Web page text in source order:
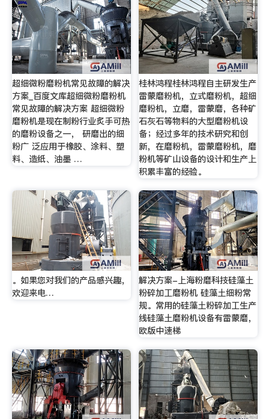
超细微粉磨粉机常见故障的解决
方案_百度文库超细微粉磨粉机
常见故障的解决方案 超细微粉
磨粉机是现在制粉行业炙手可热
的磨粉设备之一， 研磨出的细
粉广 泛应用于橡胶、涂料、塑
料、造纸、油墨 …
桂林鸿程桂林鸿程自主研发生产
雷蒙磨粉机，立式磨粉机，超细
磨粉机，立磨，雷蒙磨，各种矿
石灰石等物料的大型磨粉机设
备；经过多年的技术研究和创
新，在磨粉机，雷蒙磨粉机，磨
粉机等矿山设备的设计和生产上
积累丰富的经验。
。如果您对我们的产品感兴趣，
欢迎来电…
解决方案-上海粉磨科技硅藻土
粉碎加工磨粉机 硅藻土细粉常
规。常用的硅藻土粉碎加工生产
线硅藻土磨粉机设备有雷蒙磨，
欧版中速梯